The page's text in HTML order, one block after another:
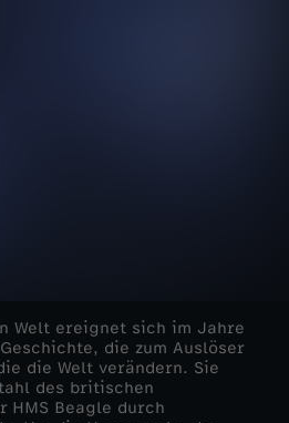
Welt ereignet sich im Jahre
die zum Auslöser
die Welt verändern. Sie
des britischen
HMS Beagle durch